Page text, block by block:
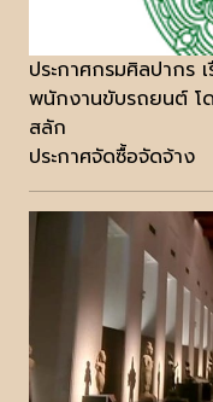
ประกาศกรมศิลปากร
พนักงานขับรถยนต์ โด
สลัก
ประกาศจัดซื้อจัดจ้าง